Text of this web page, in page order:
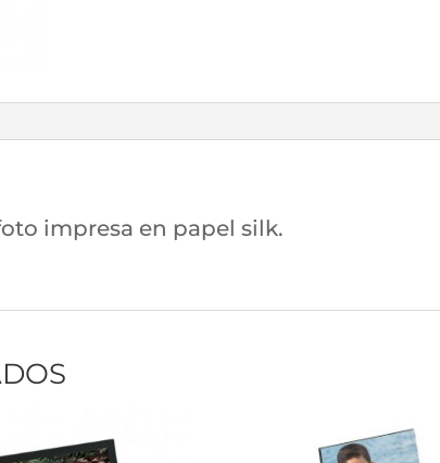
impresa en papel silk.